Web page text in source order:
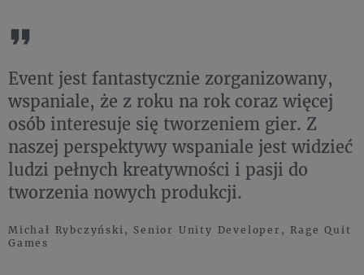
Event jest fantastycznie zorganizowany,
wspaniale, że z roku na rok coraz więcej
osób interesuje się tworzeniem gier. Z
naszej perspektywy wspaniale jest widzieć
ludzi pełnych kreatywności i pasji do
tworzenia nowych produkcji.
Michał Rybczyński, Senior Unity Developer, Rage Quit
Games